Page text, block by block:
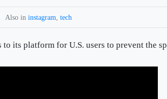
Also ininstagram ,tech
to its platform for U.S. users to prevent the